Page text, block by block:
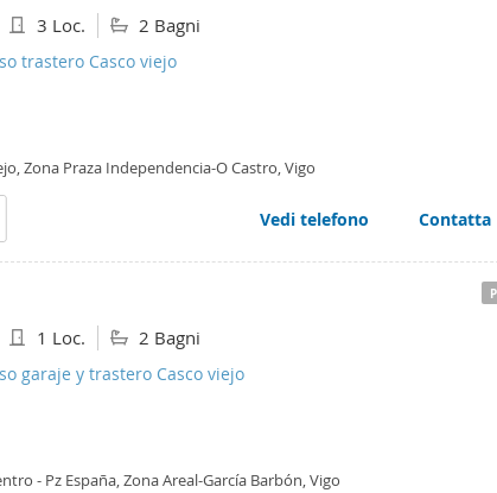
3 Loc. 2 Bagni
trastero Casco viejo
Zona Praza Independencia-O Castro, Vigo
Vedi telefono Contatta
1 Loc. 2 Bagni
garaje y trastero Casco viejo
- Pz España, Zona Areal-García Barbón, Vigo